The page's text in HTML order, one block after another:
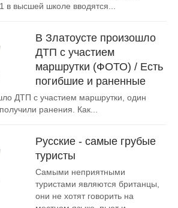
в высшей школе вводятся...
В Златоусте произошло
ДТП с участием
маршрутки (ФОТО) / Есть
погибшие и раненные
ДТП с участием маршрутки, один
ранения. Как...
Русские - самые грубые
туристы
Самыми неприятными
туристами являются британцы,
они не хотят говорить на